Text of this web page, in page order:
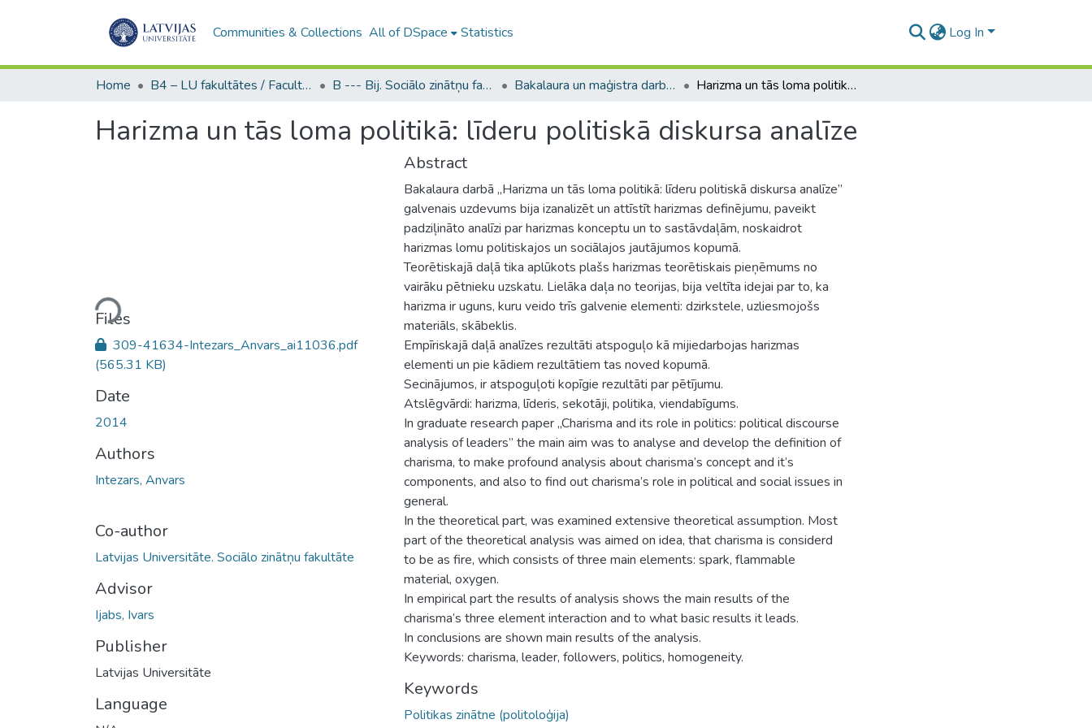
Communities & Collections All of DSpace Statistics Log In
Home B4 – LU fakultātes / Faculties of the UL B --- Bij. Sociālo zinātņu fakultātes noslēguma darbi / Faculty of Social Sciences - Graduate works Bakalaura un maģistra darbi (SZF) / Bachelor's and Master's theses Harizma un tās loma politikā: līderu politiskā diskursa analīze
Harizma un tās loma politikā: līderu politiskā diskursa analīze
Loading...
Files
309-41634-Intezars_Anvars_ai11036.pdf
(565.31 KB)
Date
2014
Authors
Intezars, Anvars
Co-author
Latvijas Universitāte. Sociālo zinātņu fakultāte
Advisor
Ijabs, Ivars
Publisher
Latvijas Universitāte
Language
Abstract
Bakalaura darbā „Harizma un tās loma politikā: līderu politiskā diskursa analīze”
galvenais uzdevums bija izanalizēt un attīstīt harizmas definējumu, paveikt
padziļināto analīzi par harizmas konceptu un to sastāvdaļām, noskaidrot
harizmas lomu politiskajos un sociālajos jautājumos kopumā.
Teorētiskajā daļā tika aplūkots plašs harizmas teorētiskais pieņēmums no
vairāku pētnieku uzskatu. Lielāka daļa no teorijas, bija veltīta idejai par to, ka
harizma ir uguns, kuru veido trīs galvenie elementi: dzirkstele, uzliesmojošs
materiāls, skābeklis.
Empīriskajā daļā analīzes rezultāti atspoguļo kā mijiedarbojas harizmas
elementi un pie kādiem rezultātiem tas noved kopumā.
Secinājumos, ir atspoguļoti kopīgie rezultāti par pētījumu.
Atslēgvārdi: harizma, līderis, sekotāji, politika, viendabīgums.
In graduate research paper „Charisma and its role in politics: political discourse
analysis of leaders” the main aim was to analyse and develop the definition of
charisma, to make profound analysis about charisma’s concept and it’s
components, and also to find out charisma’s role in political and social issues in
general.
In the theoretical part, was examined extensive theoretical assumption. Most
part of the theoretical analysis was aimed on idea, that charisma is considerd
to be as fire, which consists of three main elements: spark, flammable
material, oxygen.
In empirical part the results of analysis shows the main results of the
charisma’s three element interaction and to what basic results it leads.
In conclusions are shown main results of the analysis.
Keywords: charisma, leader, followers, politics, homogeneity.
Keywords
Politikas zinātne (politoloģija)